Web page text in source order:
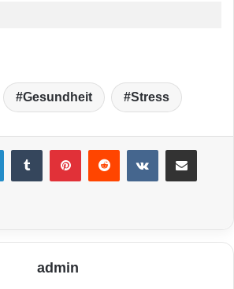
Gesundheit Stress
LinkedIn VKontakte
admin